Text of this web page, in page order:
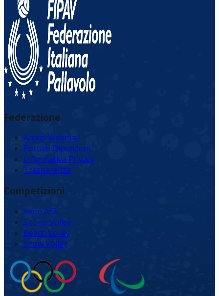
Federazione
Accedi Webmail
Portale Dipendenti
Informativa Privacy
Trasparenza
Competizioni
Serie A/B
Sitting Volley
Beach Volley
Snow Volley